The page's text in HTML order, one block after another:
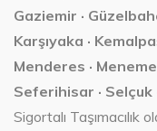
Gaziemir ·
Karşıyaka ·
Menderes ·
Seferihisar · Selçuk
Sigortalı